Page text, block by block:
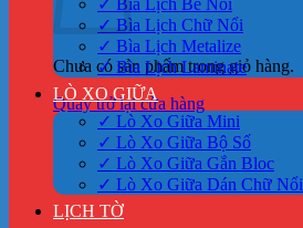
Chưa có sản phẩm trong giỏ hàng.
Quay trở lại cửa hàng
✓ Bìa Lịch Bế Nổi
✓ Bìa Lịch Chữ Nổi
✓ Bìa Lịch Metalize
✓ Bìa Lịch Laminate
LÒ XO GIỮA
✓ Lò Xo Giữa Mini
✓ Lò Xo Giữa Bộ Số
✓ Lò Xo Giữa Gắn Bloc
✓ Lò Xo Giữa Dán Chữ Nổi
LỊCH TỜ